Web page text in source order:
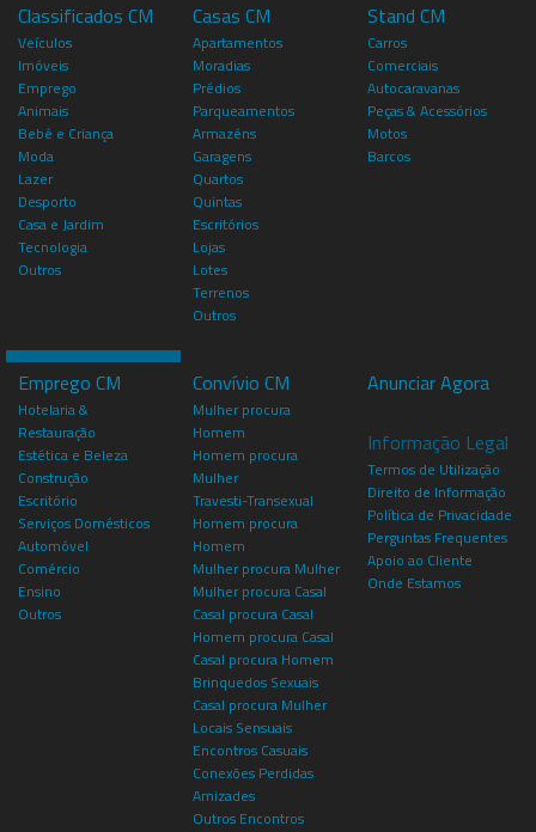
Classificados CM
Veículos
Imóveis
Emprego
Animais
Bebé e Criança
Moda
Lazer
Desporto
Casa e Jardim
Tecnologia
Outros
Casas CM
Apartamentos
Moradias
Prédios
Parqueamentos
Armazéns
Garagens
Quartos
Quintas
Escritórios
Lojas
Lotes
Terrenos
Outros
Stand CM
Carros
Comerciais
Autocaravanas
Peças & Acessórios
Motos
Barcos
Emprego CM
Hotelaria &
Restauração
Estética e Beleza
Construção
Escritório
Serviços Domésticos
Automóvel
Comércio
Ensino
Outros
Convívio CM
Mulher procura
Homem
Homem procura
Mulher
Travesti-Transexual
Homem procura
Homem
Mulher procura Mulher
Mulher procura Casal
Casal procura Casal
Homem procura Casal
Casal procura Homem
Brinquedos Sexuais
Casal procura Mulher
Locais Sensuais
Encontros Casuais
Conexões Perdidas
Amizades
Outros Encontros
Anunciar Agora
Informação Legal
Termos de Utilização
Direito de Informação
Política de Privacidade
Perguntas Frequentes
Apoio ao Cliente
Onde Estamos